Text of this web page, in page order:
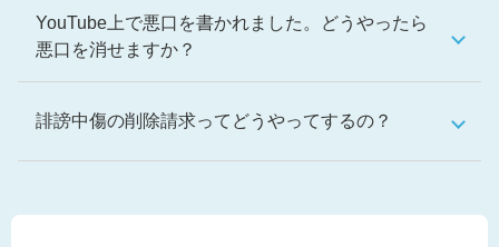
YouTube上で悪口を書かれました。どうやったら
悪口を消せますか？
誹謗中傷の削除請求ってどうやってするの？